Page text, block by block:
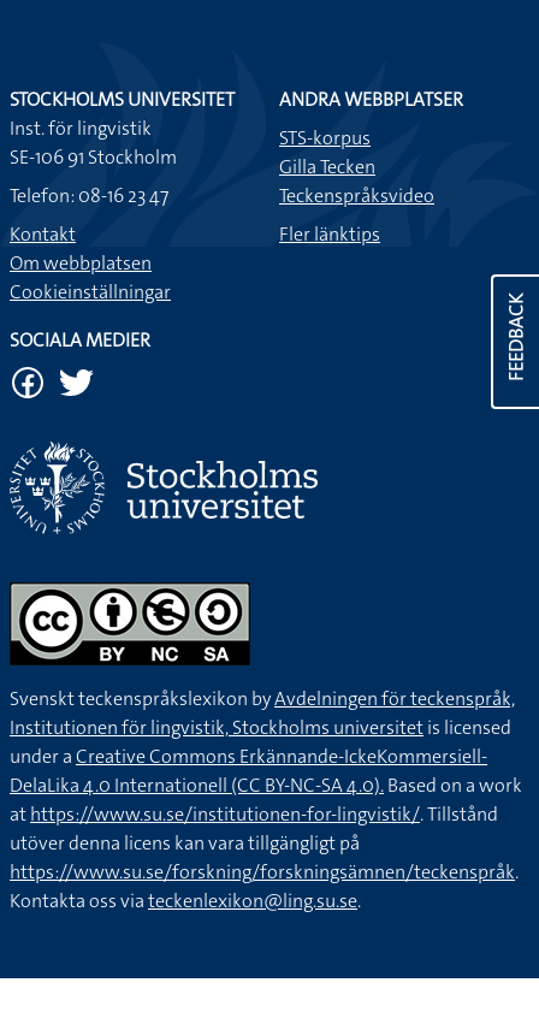
FEEDBACK
STOCKHOLMS UNIVERSITET
Inst. för lingvistik
SE-106 91 Stockholm
Telefon: 08-16 23 47
Kontakt
Om webbplatsen
Cookieinställningar
ANDRA WEBBPLATSER
STS-korpus
Gilla Tecken
Teckenspråksvideo
Fler länktips
SOCIALA MEDIER
Svenskt teckenspråkslexikon byAvdelningen för teckenspråk,
Institutionen för lingvistik, Stockholms universitetis licensed
under aCreative Commons Erkännande-IckeKommersiell-
DelaLika 4.0 Internationell (CC BY-NC-SA 4.0).Based on a work
athttps://www.su.se/institutionen-for-lingvistik/. Tillstånd
utöver denna licens kan vara tillgängligt på
https://www.su.se/forskning/forskningsämnen/teckenspråk.
Kontakta oss viateckenlexikon@ling.su.se.